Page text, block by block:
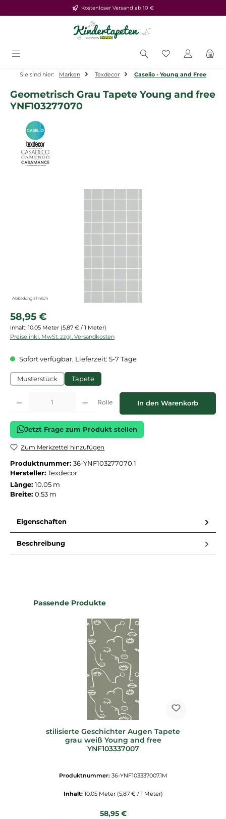
Zum Hauptinhalt springenKostenloser Versand ab 10 €
Du hast 0
Sie sind hier: Marken Texdecor Caselio - Young and Free
Geometrisch Grau Tapete Young and free
YNF103277070
Abbildung ähnlich
Regulärer Preis:
58,95 €
Inhalt: 10.05 Meter (5,87 € / 1 Meter)
Preise inkl. MwSt. zzgl. Versandkosten
Sofort verfügbar, Lieferzeit: 5-7 Tage
Musterstück Tapete
Produkt Anzahl: Gib den gewünschten Wert ein oder benutze die
Rolle In den Warenkorb
Jetzt Frage zum Produkt stellen
Zum Merkzettel hinzufügen
Produktnummer: 36-YNF103277070.1
Hersteller: Texdecor
Länge: 10.05 m
Breite: 0.53 m
Eigenschaften
Beschreibung
Produktgalerie überspringen
Passende Produkte
stilisierte Geschichter Augen Tapete
grau weiß Young and free
YNF103337007
Produktnummer: 36-YNF103337007.1M
Inhalt: 10.05 Meter (5,87 € / 1 Meter)
Regulärer Preis:
58,95 €